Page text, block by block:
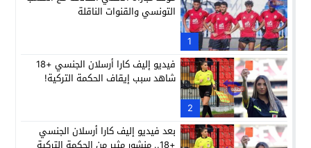
1
التونسي والقنوات الناقلة
2
فيديو إليف كارا أرسلان الجنسي +18
شاهد سبب إيقاف الحكمة التركية!
بعد فيديو إليف كارا أرسلان الجنسي